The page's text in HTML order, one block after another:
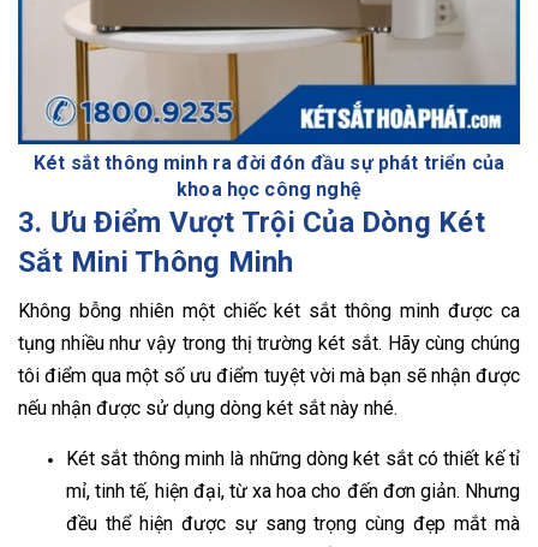
Két sắt thông minh ra đời đón đầu sự phát triển của
khoa học công nghệ
3. Ưu Điểm Vượt Trội Của Dòng Két
Sắt Mini Thông Minh
Không bỗng nhiên một chiếc két sắt thông minh được ca
tụng nhiều như vậy trong thị trường két sắt. Hãy cùng chúng
tôi điểm qua một số ưu điểm tuyệt vời mà bạn sẽ nhận được
nếu nhận được sử dụng dòng két sắt này nhé.
Két sắt thông minh là những dòng két sắt có thiết kế tỉ
mỉ, tinh tế, hiện đại, từ xa hoa cho đến đơn giản. Nhưng
đều thể hiện được sự sang trọng cùng đẹp mắt mà